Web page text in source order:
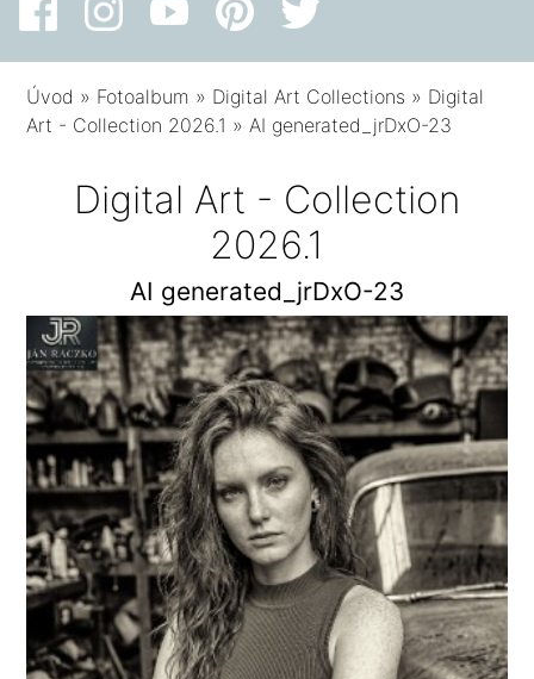
Úvod » Fotoalbum » Digital Art Collections » Digital
Art - Collection 2026.1 »AI generated_jrDxO-23
Digital Art - Collection
2026.1
AI generated_jrDxO-23